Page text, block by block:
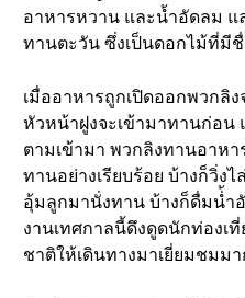
อาหารหวาน และน้ำอัดลม แ
ทานตะวัน ซึ่งเป็นดอกไม้ที่มี
เมื่ออาหารถูกเปิดออกพวกลิ
หัวหน้าฝูงจะเข้ามาทานก่อน
ตามเข้ามา พวกลิงทานอาหา
ทานอย่างเรียบร้อย บ้างก็วิ่ง
อุ้มลูกมานั่งทาน บ้างก็ดื่มน่้ำ
งานเทศกาลนี้ดึงดูดนักท่องเ
ชาติให้เดินทางมาเยี่ยมชมม